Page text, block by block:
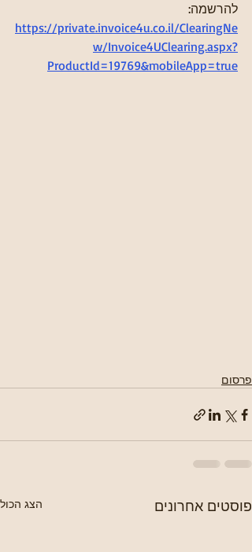
להרשמה:
https://private.invoice4u.co.il/ClearingNe
w/Invoice4UClearing.aspx?
ProductId=19769&mobileApp=true
פרסום
פוסטים אחרונים הצג הכול